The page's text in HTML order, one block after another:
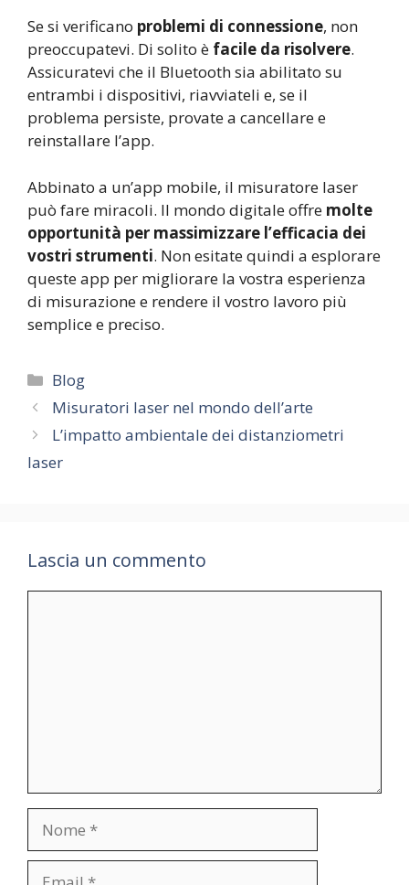
Se si verificano problemi di connessione, non
preoccupatevi. Di solito è facile da risolvere.
Assicuratevi che il Bluetooth sia abilitato su
entrambi i dispositivi, riavviateli e, se il
problema persiste, provate a cancellare e
reinstallare l’app.
Abbinato a un’app mobile, il misuratore laser
può fare miracoli. Il mondo digitale offre molte
opportunità per massimizzare l’efficacia dei
vostri strumenti. Non esitate quindi a esplorare
queste app per migliorare la vostra esperienza
di misurazione e rendere il vostro lavoro più
semplice e preciso.
Categorie
Blog
Misuratori laser nel mondo dell’arte
L’impatto ambientale dei distanziometri
laser
Lascia un commento